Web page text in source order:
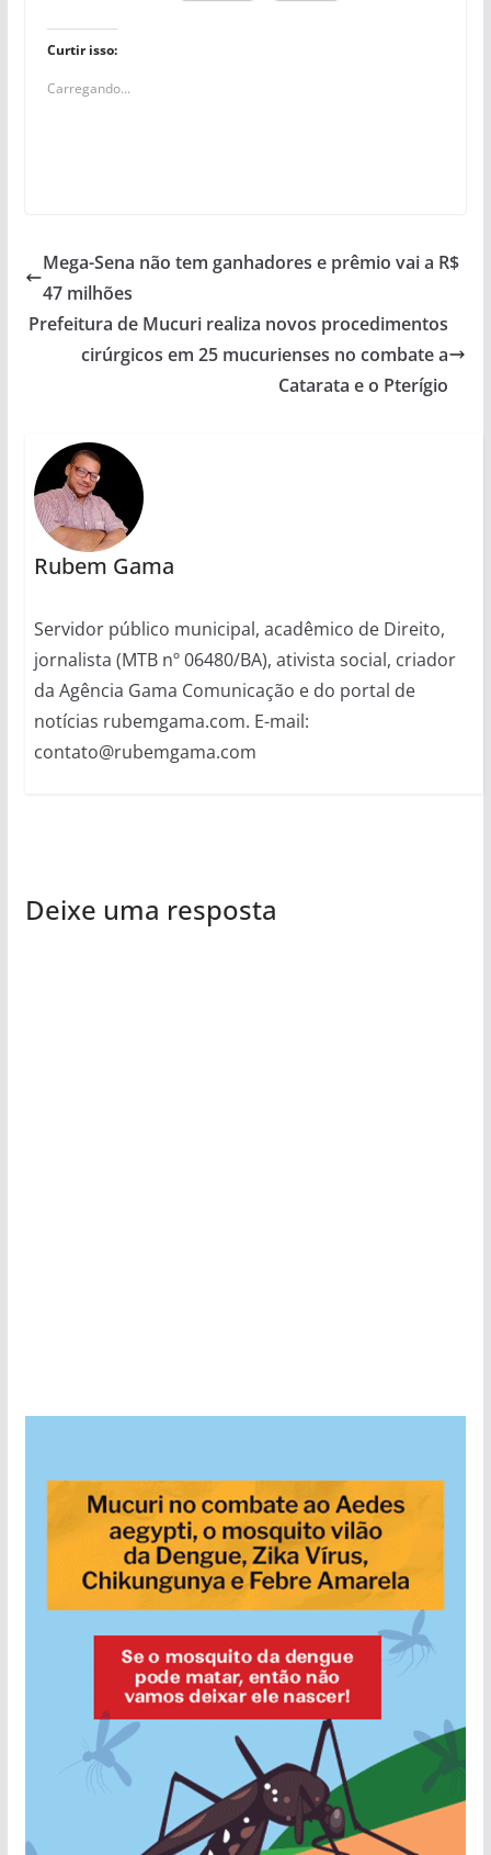
Curtir isso:
Carregando...
Mega-Sena não tem ganhadores e prêmio vai a R$
47 milhões
Prefeitura de Mucuri realiza novos procedimentos
cirúrgicos em 25 mucurienses no combate a
Catarata e o Pterígio
Rubem Gama
Servidor público municipal, acadêmico de Direito,
jornalista (MTB nº 06480/BA), ativista social, criador
da Agência Gama Comunicação e do portal de
notícias rubemgama.com. E-mail:
contato@rubemgama.com
Deixe uma resposta